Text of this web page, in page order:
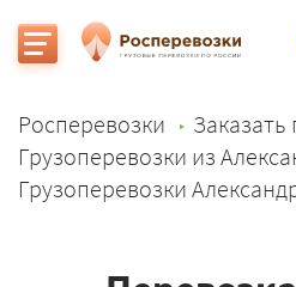
Росперевозки
Заказать
Грузоперевозки из
Грузоперевозки